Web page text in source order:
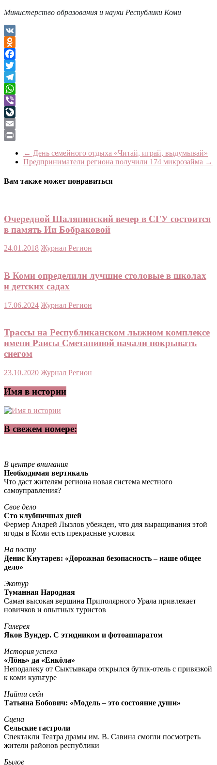
Министерство образования и науки Республики Коми
VK
Odnoklassniki
Facebook
Twitter
Telegram
WhatsApp
Viber
LiveJournal
Email
← День семейного отдыха «Читай, играй, выдумывай»
Предприниматели региона получили 174 микрозайма →
Вам также может понравиться
Очередной Шаляпинский вечер в СГУ состоится
в память Ии Бобраковой
24.01.2018 Журнал Регион
В Коми определили лучшие столовые в школах
и детских садах
17.06.2024 Журнал Регион
Трассы на Республиканском лыжном комплексе
имени Раисы Сметаниной начали покрывать
снегом
23.10.2020 Журнал Регион
Имя в истории
В свежем номере:
В центре внимания
Необходимая вертикаль
Что даст жителям региона новая система местного
самоуправления?
Свое дело
Сто клубничных дней
Фермер Андрей Лызлов убежден, что для выращивания этой
ягоды в Коми есть прекрасные условия
На посту
Денис Кнутарев: «Дорожная безопасность – наше общее
дело»
Экотур
Туманная Народная
Самая высокая вершина Приполярного Урала привлекает
новичков и опытных туристов
Галерея
Яков Вундер. С этюдником и фотоаппаратом
История успеха
«Лöнь» да «Енкöла»
Неподалеку от Сыктывкара открылся бутик-отель с привязкой
к коми культуре
Найти себя
Татьяна Бобович: «Модель – это состояние души»
Сцена
Сельские гастроли
Спектакли Театра драмы им. В. Савина смогли посмотреть
жители районов республики
Былое